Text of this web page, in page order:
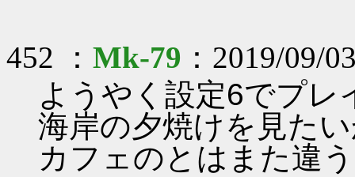
452 ： Mk-79 ：2019/09/
ようやく設定6でプ
海岸の夕焼けを見た
カフェのとはまた違